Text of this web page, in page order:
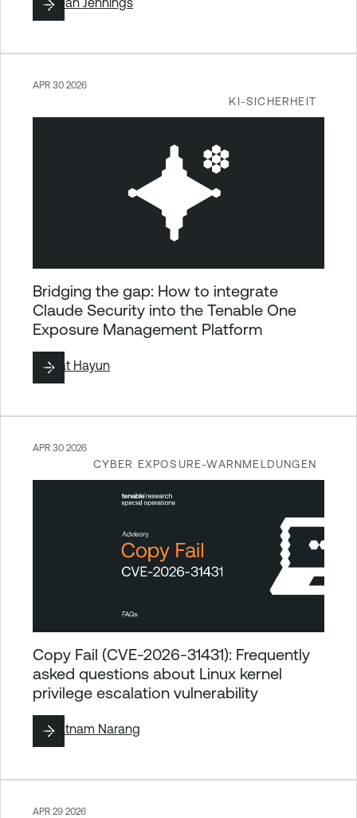
KI-SICHERHEIT
APR 30 2026
Bridging the gap: How to integrate
Claude Security into the Tenable One
Exposure Management Platform
ByLiat Hayun
CYBER EXPOSURE-WARNMELDUNGEN
APR 30 2026
Copy Fail (CVE-2026-31431): Frequently
asked questions about Linux kernel
privilege escalation vulnerability
BySatnam Narang
APR 29 2026